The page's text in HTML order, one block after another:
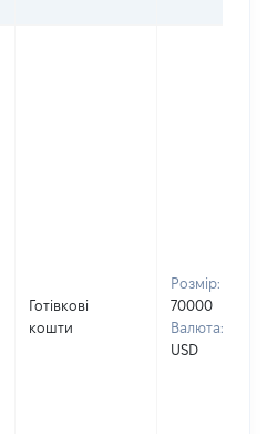
Готівкові
кошти
Розмір:
70000
Валюта:
USD